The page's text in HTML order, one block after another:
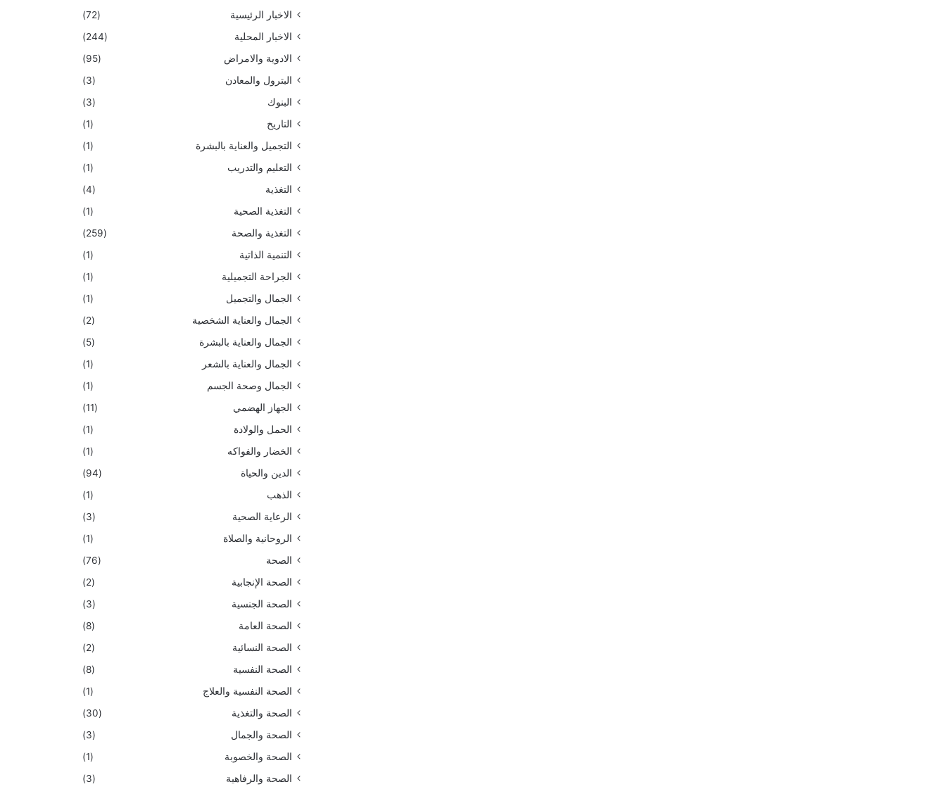
الاخبار الرئيسية
(72)
الاخبار المحلية
(244)
الادوية والامراض
(95)
البترول والمعادن
(3)
البنوك
(3)
التاريخ
(1)
التجميل والعناية بالبشرة
(1)
التعليم والتدريب
(1)
التغذية
(4)
التغذية الصحية
(1)
التغذية والصحة
(259)
التنمية الذاتية
(1)
الجراحة التجميلية
(1)
الجمال والتجميل
(1)
الجمال والعناية الشخصية
(2)
الجمال والعناية بالبشرة
(5)
الجمال والعناية بالشعر
(1)
الجمال وصحة الجسم
(1)
الجهاز الهضمي
(11)
الحمل والولادة
(1)
الخضار والفواكه
(1)
الدين والحياة
(94)
الذهب
(1)
الرعاية الصحية
(3)
الروحانية والصلاة
(1)
الصحة
(76)
الصحة الإنجابية
(2)
الصحة الجنسية
(3)
الصحة العامة
(8)
الصحة النسائية
(2)
الصحة النفسية
(8)
الصحة النفسية والعلاج
(1)
الصحة والتغذية
(30)
الصحة والجمال
(3)
الصحة والخصوبة
(1)
الصحة والرفاهية
(3)